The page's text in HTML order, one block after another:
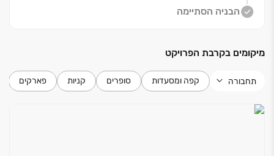
חדר כושר שיאפשר לשמור על אורח חיים בריא ומועדון דיירים
הלובאים בפרויקט מפוארים בעלי חלל כפול מואר וענק
ומוסיפים לתחושת המרחב והיוקרה שהפרויקט מציע. גם
הבניה הסתיימה
מיקומים בקרבת הפרויקט
תחבורה קפה ומסעדות סופרים קניות פארקים